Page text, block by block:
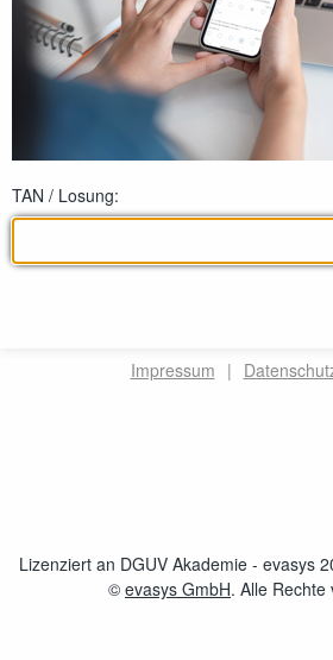
Anmeldebildschirm
TAN / Losung:
Impressum |
Lizenziert an DGUV Akademie - evasys
© evasys GmbHöffnet im
. Alle Rechte